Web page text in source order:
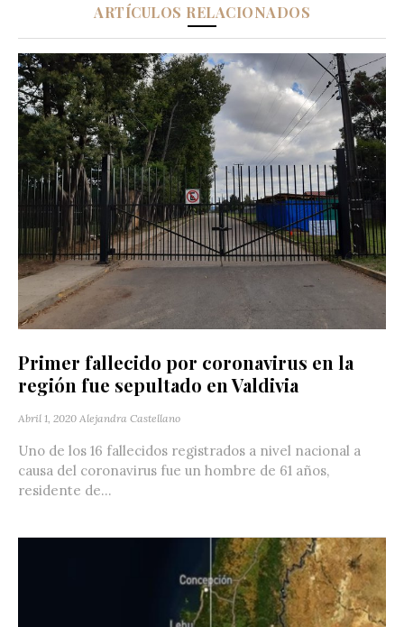
ARTÍCULOS RELACIONADOS
Primer fallecido por coronavirus en la
región fue sepultado en Valdivia
Abril 1, 2020 Alejandra Castellano
Uno de los 16 fallecidos registrados a nivel nacional a
causa del coronavirus fue un hombre de 61 años,
residente de...